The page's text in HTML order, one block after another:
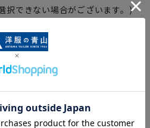
択できない場合がございます。)